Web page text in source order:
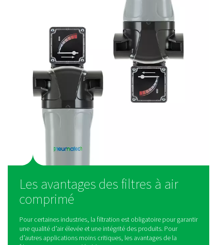
pharmaceutiques, électroniques et médicales, où
impuretés microscopiques peuvent compromettre la
sécurité et la conformité réglementaire des produits.
les bactéries, les vapeurs d’huile, les particules fines et
les filtres de process garantissent que l’air comprimé
normes de pureté les plus élevées pour les opérations
Qu'est-ce qu'un filtre à
comprimé ?
Comme mentionné ci-dessus, un filtre à air comprimé
contaminants qui peuvent être présents dans l’air
Différents types de filtres sont disponibles pour
de contaminants. Pour les applications générales,
proposons des filtres coalescents à huile, des filtres à